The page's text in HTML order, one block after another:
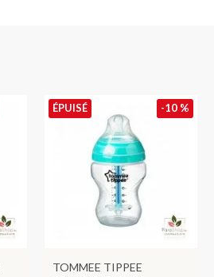
-10 %
ÉPUISÉ
TOMMEE TIPPEE